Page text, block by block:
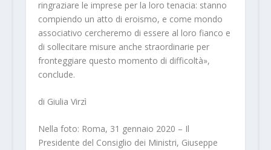
ringraziare le imprese per la loro tenacia: stanno
compiendo un atto di eroismo, e come mondo
associativo cercheremo di essere al loro fianco e
di sollecitare misure anche straordinarie per
fronteggiare questo momento di difficoltà»,
conclude.
di Giulia Virzì
Nella foto: Roma, 31 gennaio 2020 – Il
Presidente del Consiglio dei Ministri, Giuseppe